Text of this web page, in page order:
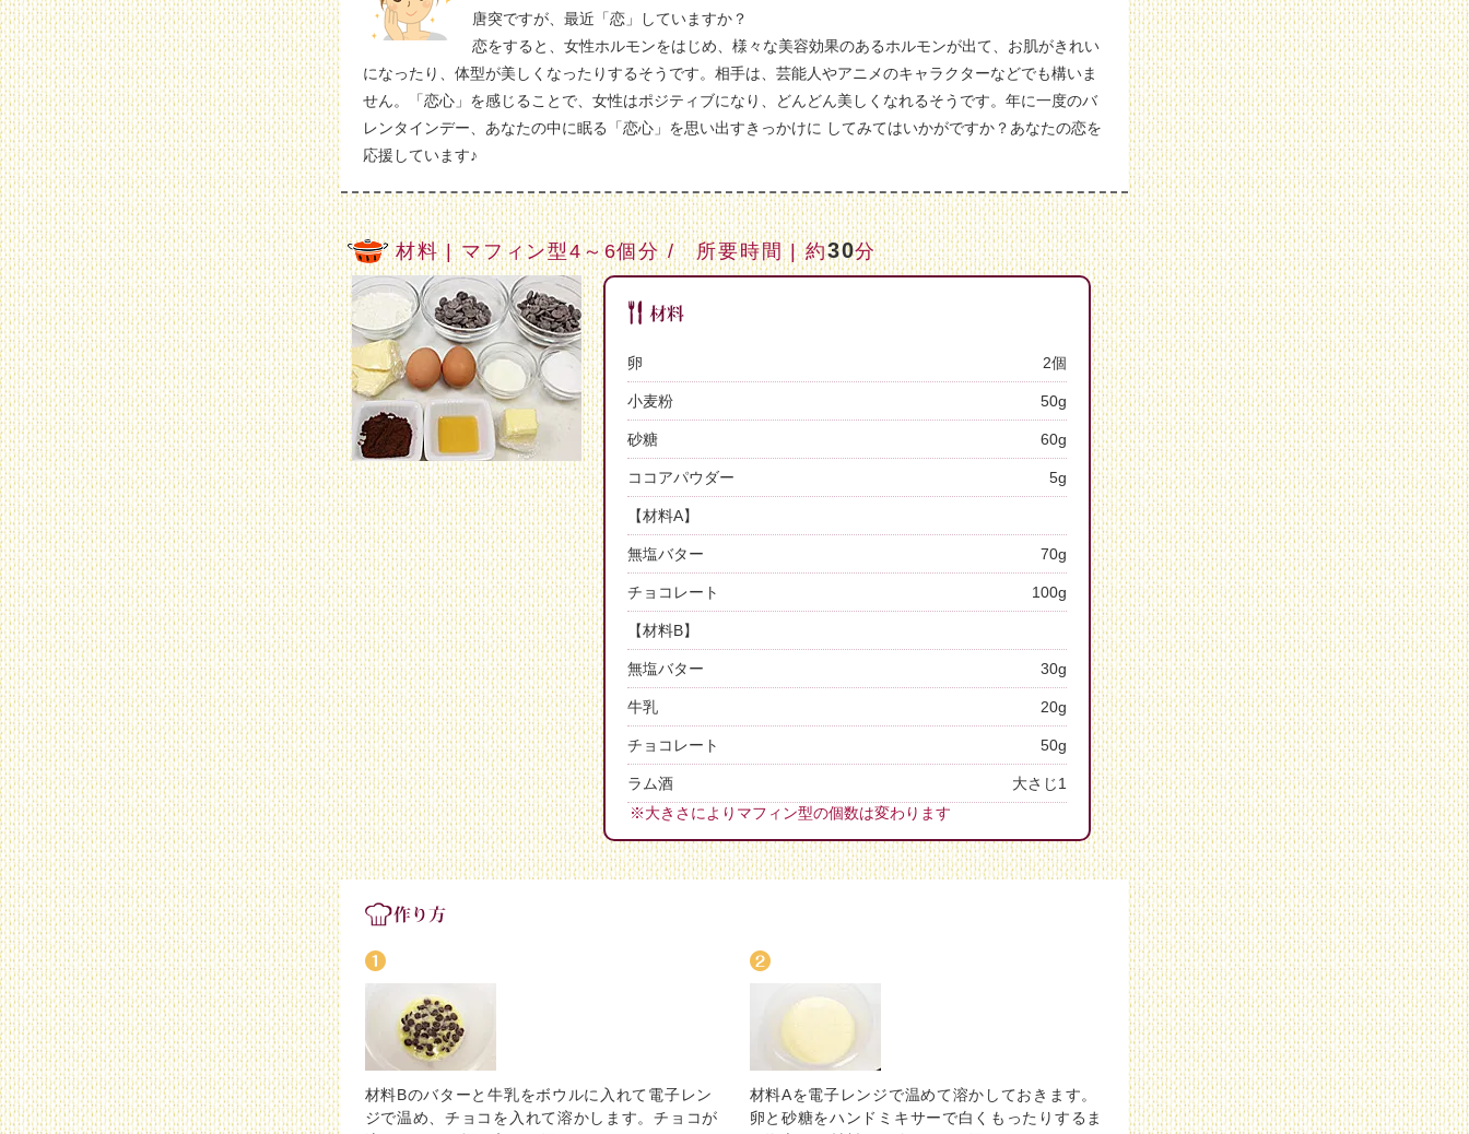
唐突ですが、最近「恋」していますか？
恋をすると、女性ホルモンをはじめ、様々な美容効果のあるホルモンが出て、お肌がきれい
になったり、体型が美しくなったりするそうです。相手は、芸能人やアニメのキャラクターなどでも構いま
せん。「恋心」を感じることで、女性はポジティブになり、どんどん美しくなれるそうです。年に一度のバ
レンタインデー、あなたの中に眠る「恋心」を思い出すきっかけに してみてはいかがですか？あなたの恋を
応援しています♪
材料 | マフィン型4～6個分 / 所要時間 | 約30分
卵 2個
小麦粉 50g
砂糖 60g
ココアパウダー 5g
【材料A】
無塩バター 70g
チョコレート 100g
【材料B】
無塩バター 30g
牛乳 20g
チョコレート 50g
ラム酒
大さじ1
※大きさによりマフィン型の個数は変わります
材料Bのバターと牛乳をボウルに入れて電子レン
ジで温め、チョコを入れて溶かします。チョコが
材料Aを電子レンジで温めて溶かしておきます。
卵と砂糖をハンドミキサーで白くもったりするま